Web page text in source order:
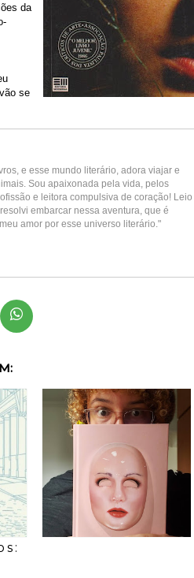
da
se
e esse mundo literário, adora viajar e
Sou apaixonada pela vida, pelos
e leitora compulsiva de coração! Leio
embarcar nessa aventura, que é
amor por esse universo literário."